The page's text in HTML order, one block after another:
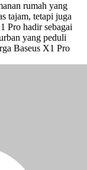
rumah yang
tajam, tetapi juga
Pro hadir sebagai
yang peduli
Baseus X1 Pro